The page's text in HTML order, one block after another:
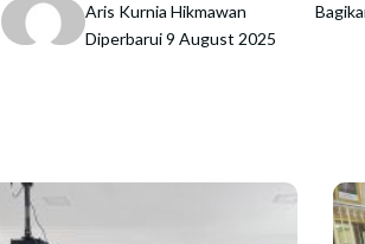
Aris Kurnia Hikmawan
Diperbarui 9 August 2025